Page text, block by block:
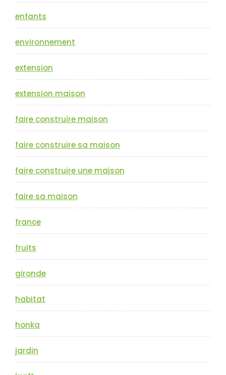
enfants
environnement
extension
extension maison
faire construire maison
faire construire sa maison
faire construire une maison
faire sa maison
france
fruits
gironde
habitat
honka
jardin